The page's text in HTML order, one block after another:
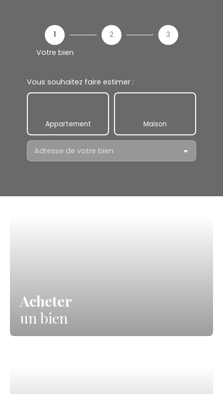
1
Votre bien
2 3
Vous souhaitez faire estimer :
Appartement Maison
Adresse de votre bien
Acheter
un bien